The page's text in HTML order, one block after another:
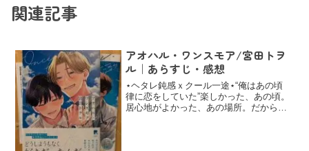
関連記事
アオハル・ワンスモア/宮田トヲ
ル｜あらすじ・感想
⋆ヘタレ鈍感ｘクール一途⋆“俺はあの頃
律に恋をしていた”楽しかった、あの頃。
居心地がよかった、あの場所。だからも